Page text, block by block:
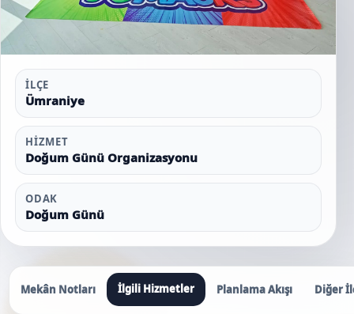
İLÇE
Ümraniye
HIZMET
Doğum Günü Organizasyonu
ODAK
Doğum Günü
Mekân Notları İlgili Hizmetler Planlama Akışı Diğer